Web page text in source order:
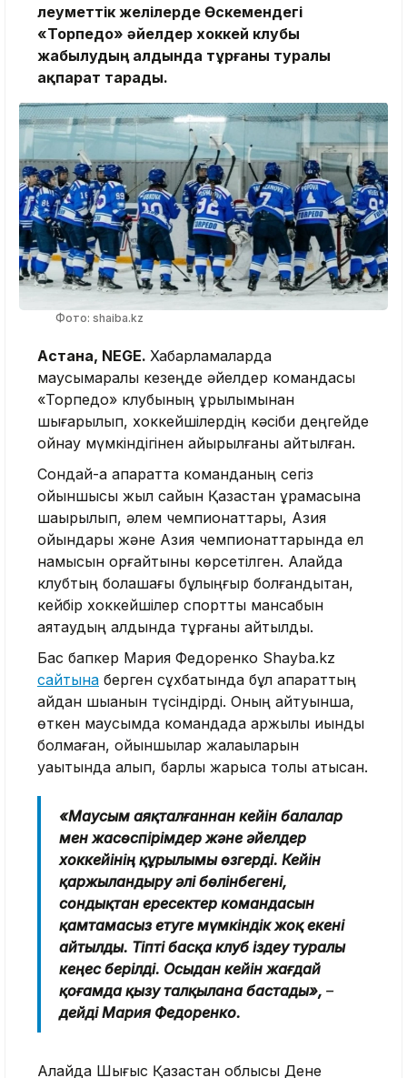
Әлеуметтік желілерде Өскемендегі
«Торпедо» әйелдер хоккей клубы
жабылудың алдында тұрғаны туралы
ақпарат тарады.
Фото: shaiba.kz
Астана, NEGE. Хабарламаларда
маусымаралық кезеңде әйелдер командасы
«Торпедо» клубының құрылымынан
шығарылып, хоккейшілердің кәсіби деңгейде
ойнау мүмкіндігінен айырылғаны айтылған.
Сондай-ақ ақпаратта команданың сегіз
ойыншысы жыл сайын Қазақстан құрамасына
шақырылып, әлем чемпионаттары, Азия
ойындары және Азия чемпионаттарында ел
намысын қорғайтыны көрсетілген. Алайда
клубтың болашағы бұлыңғыр болғандықтан,
кейбір хоккейшілер спорттық мансабын
аяқтаудың алдында тұрғаны айтылды.
Бас бапкер Мария Федоренко Shayba.kz
сайтына берген сұхбатында бұл ақпараттың
қайдан шыққанын түсіндірді. Оның айтуынша,
өткен маусымда командада қаржылық қиындық
болмаған, ойыншылар жалақыларын
уақытында алып, барлық жарысқа толық қатысқан.
«Маусым аяқталғаннан кейін балалар
мен жасөспірімдер және әйелдер
хоккейінің құрылымы өзгерді. Кейін
қаржыландыру әлі бөлінбегені,
сондықтан ересектер командасын
қамтамасыз етуге мүмкіндік жоқ екені
айтылды. Тіпті басқа клуб іздеу туралы
кеңес берілді. Осыдан кейін жағдай
қоғамда қызу талқылана бастады», –
дейді Мария Федоренко.
Алайда Шығыс Қазақстан облысы Дене